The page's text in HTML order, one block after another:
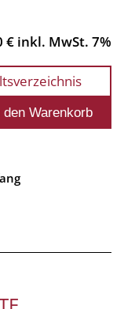
€ inkl. MwSt. 7%